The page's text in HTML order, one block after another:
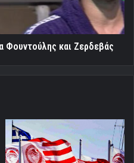
Φουντούλης και Ζερδεβάς